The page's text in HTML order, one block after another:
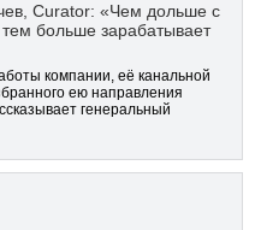
Curator: «Чем дольше с
больше зарабатывает
компании, её канальной
ею направления
генеральный